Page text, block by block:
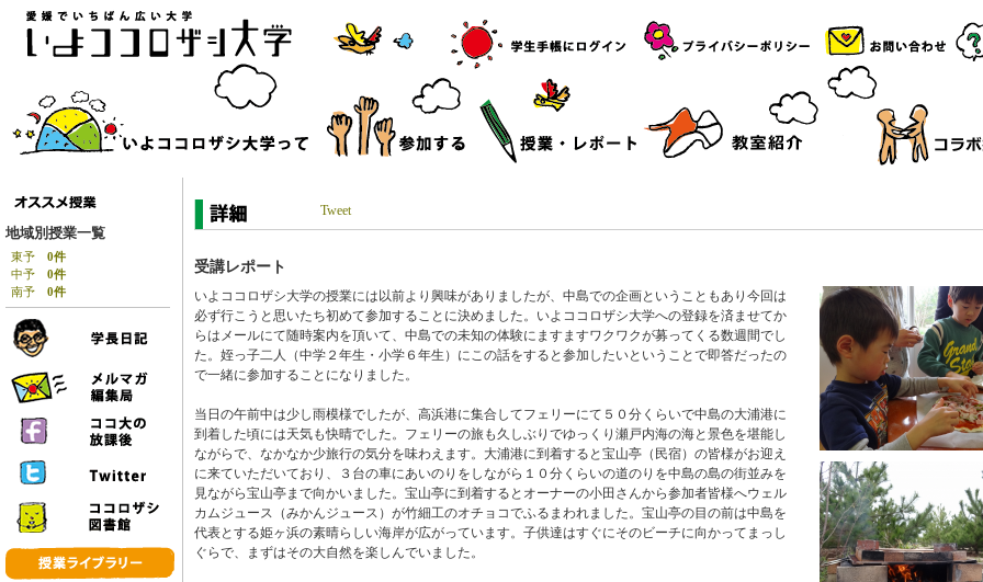
地域別授業一覧
東予 0件
中予 0件
南予 0件
Tweet
受講レポート
いよココロザシ大学の授業には以前より興味がありましたが、中島での企画ということもあり今回は
必ず行こうと思いたち初めて参加することに決めました。いよココロザシ大学への登録を済ませてか
らはメールにて随時案内を頂いて、中島での未知の体験にますますワクワクが募ってくる数週間でし
た。姪っ子二人（中学２年生・小学６年生）にこの話をすると参加したいということで即答だったの
で一緒に参加することになりました。
当日の午前中は少し雨模様でしたが、高浜港に集合してフェリーにて５０分くらいで中島の大浦港に
到着した頃には天気も快晴でした。フェリーの旅も久しぶりでゆっくり瀬戸内海の海と景色を堪能し
ながらで、なかなか少旅行の気分を味わえます。大浦港に到着すると宝山亭（民宿）の皆様がお迎え
に来ていただいており、３台の車にあいのりをしながら１０分くらいの道のりを中島の島の街並みを
見ながら宝山亭まで向かいました。宝山亭に到着するとオーナーの小田さんから参加者皆様へウェル
カムジュース（みかんジュース）が竹細工のオチョコでふるまわれました。宝山亭の目の前は中島を
代表とする姫ヶ浜の素晴らしい海岸が広がっています。子供達はすぐにそのビーチに向かってまっし
ぐらで、まずはその大自然を楽しんでいました。